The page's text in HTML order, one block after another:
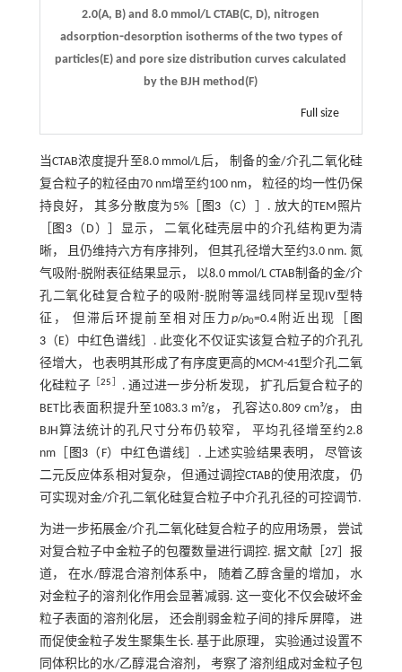
2.0(A, B) and 8.0 mmol/L CTAB(C, D), nitrogen
adsorption⁃desorption isotherms of the two types of
particles(E) and pore size distribution curves calculated
by the BJH method(F)
Full size
当CTAB浓度提升至8.0 mmol/L后， 制备的金/介孔二氧化硅
复合粒子的粒径由70 nm增至约100 nm， 粒径的均一性仍保
持良好， 其多分散度为5%［
图3 （C）］. 放大的TEM照片
图3 （D）］显示， 二氧化硅壳层中的介孔结构更为清
晰， 且仍维持六方有序排列， 但其孔径增大至约3.0 nm. 氮
气吸附-脱附表征结果显示， 以8.0 mmol/L CTAB制备的金/介
孔二氧化硅复合粒子的吸附-脱附等温线同样呈现IV型特
征， 但滞后环提前至相对压力 p/p0=0.4附近出现［
图
3（E）中红色谱线］. 此变化不仅证实该复合粒子的介孔孔
径增大， 也表明其形成了有序度更高的MCM-41型介孔二氧
化硅粒子 ［25
. 通过进一步分析发现， 扩孔后复合粒子的
BET比表面积提升至1083.3 m²/g， 孔容达0.809 cm³/g， 由
BJH算法统计的孔尺寸分布仍较窄， 平均孔径增至约2.8
nm［
图3（F）中红色谱线］. 上述实验结果表明， 尽管该
二元反应体系相对复杂， 但通过调控CTAB的使用浓度， 仍
可实现对金/介孔二氧化硅复合粒子中介孔孔径的可控调节.
为进一步拓展金/介孔二氧化硅复合粒子的应用场景， 尝试
对复合粒子中金粒子的包覆数量进行调控. 据文献［27 ］报
道， 在水/醇混合溶剂体系中， 随着乙醇含量的增加， 水
对金粒子的溶剂化作用会显著减弱. 这一变化不仅会破坏金
粒子表面的溶剂化层， 还会削弱金粒子间的排斥屏障， 进
而促使金粒子发生聚集生长. 基于此原理， 实验通过设置不
同体积比的水/乙醇混合溶剂， 考察了溶剂组成对金粒子包